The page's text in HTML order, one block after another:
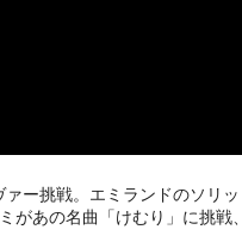
ー挑戦。エミランドのソリ
あの名曲「けむり」に挑